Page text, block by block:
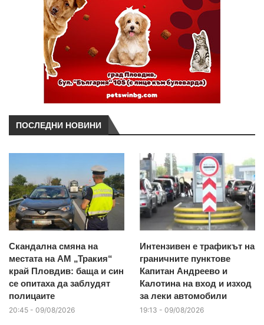
ПОСЛЕДНИ НОВИНИ
Скандална смяна на
местата на АМ „Тракия“
край Пловдив: баща и син
се опитаха да заблудят
полицаите
20:45 - 09/08/2026
Интензивен е трафикът на
граничните пунктове
Капитан Андреево и
Калотина на вход и изход
за леки автомобили
19:13 - 09/08/2026